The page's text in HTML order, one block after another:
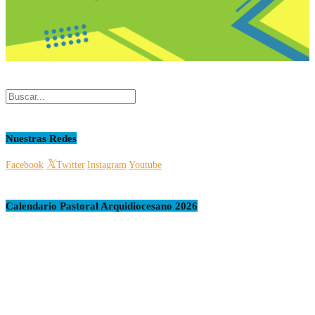
Nuestras Redes
Facebook Twitter Instagram Youtube
Calendario Pastoral Arquidiocesano 2026